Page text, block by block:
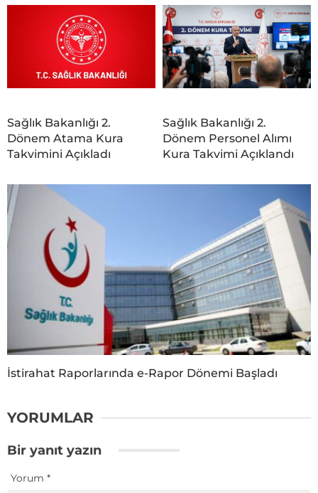
Sağlık Bakanlığı 2.
Dönem Atama Kura
Takvimini Açıkladı
Sağlık Bakanlığı 2.
Dönem Personel Alımı
Kura Takvimi Açıklandı
İstirahat Raporlarında e-Rapor Dönemi Başladı
YORUMLAR
Bir yanıt yazın
Yorum *